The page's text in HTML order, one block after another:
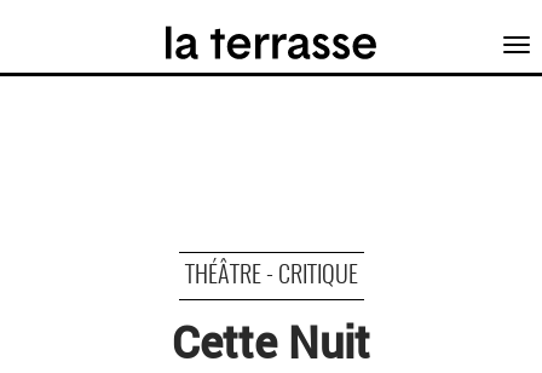
THÉÂTRE - CRITIQUE
Cette Nuit